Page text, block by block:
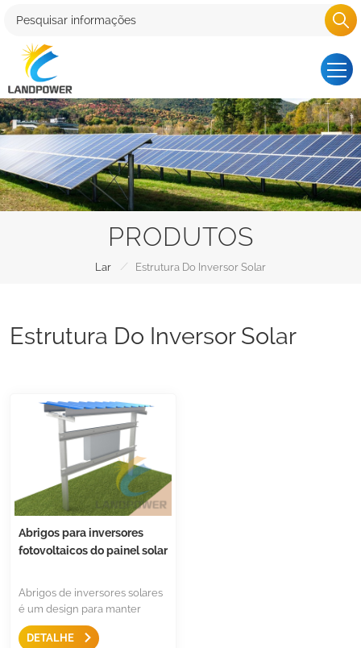
PRODUTOS
Lar / Estrutura Do Inversor Solar
Estrutura Do Inversor Solar
Abrigos para inversores
fotovoltaicos do painel solar
Abrigos de inversores solares
é um design para manter
inversores residenciais e
comerciais. Ele oferecerá
DETALHE